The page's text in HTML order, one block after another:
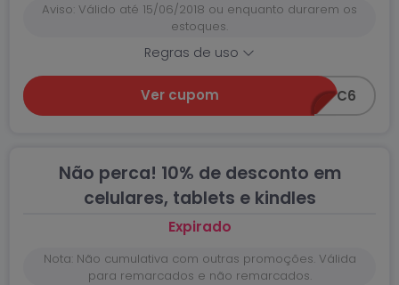
Aviso: Válido até 15/06/2018 ou enquanto durarem os
estoques.
Regras de uso
Ver cupom CEC6
Não perca! 10% de desconto em
celulares, tablets e kindles
Expirado
Nota: Não cumulativa com outras promoções. Válida
para remarcados e não remarcados.